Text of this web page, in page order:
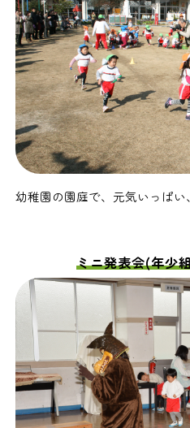
幼稚園の園庭で、元気いっぱい
ミニ発表会(年少